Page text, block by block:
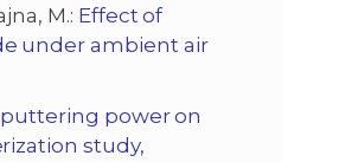
M.: Effect of
under ambient air
power on
study,